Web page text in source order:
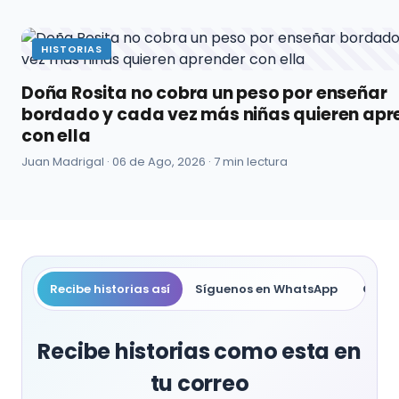
HISTORIAS
Doña Rosita no cobra un peso por enseñar
bordado y cada vez más niñas quieren
con ella
Juan Madrigal · 06 de Ago, 2026 · 7 min lectura
Recibe historias así Síguenos en WhatsApp
Recibe historias como esta en
tu correo